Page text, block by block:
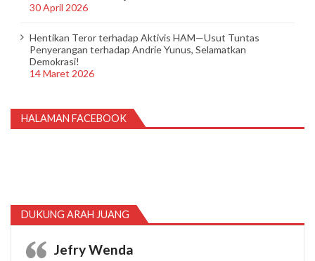
30 April 2026
Hentikan Teror terhadap Aktivis HAM—Usut Tuntas
Penyerangan terhadap Andrie Yunus, Selamatkan
Demokrasi!
14 Maret 2026
HALAMAN FACEBOOK
DUKUNG ARAH JUANG
Jefry Wenda